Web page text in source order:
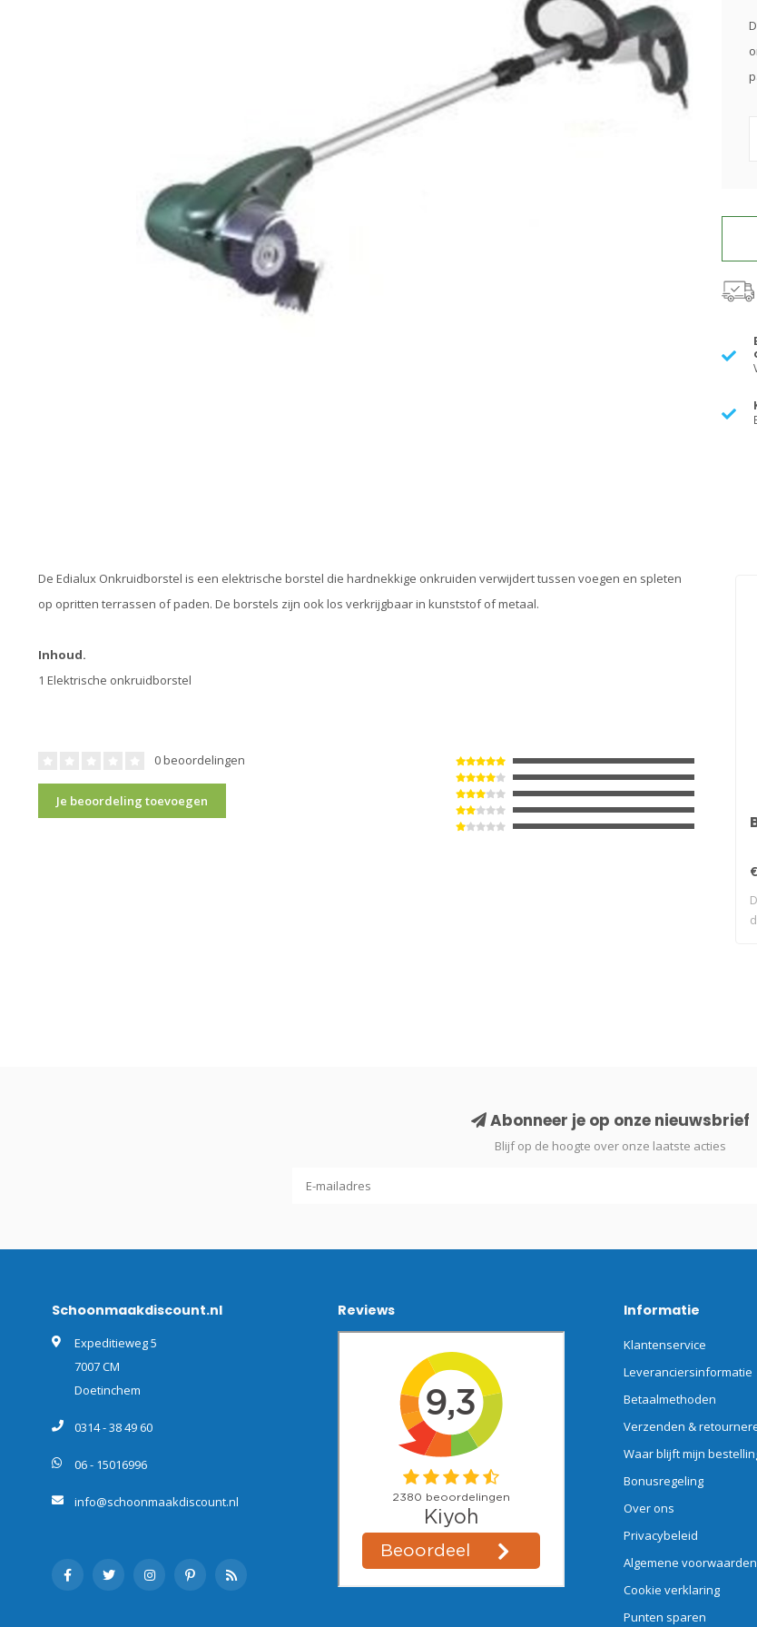
De Edialux Onkruidborstel is een elektrische borstel die hardnekkige onkruiden verwijdert tussen voegen en spleten
op opritten terrassen of paden. De borstels zijn ook los verkrijgbaar in kunststof of metaal.
Inhoud.
1 Elektrische onkruidborstel
0 beoordelingen
Je beoordeling toevoegen
Abonneer je op onze nieuwsbrief
Blijf op de hoogte over onze laatste acties
Schoonmaakdiscount.nl
Expeditieweg 5
7007 CM
Doetinchem
0314 - 38 49 60
06 - 15016996
info@schoonmaakdiscount.nl
Reviews Informatie
Klantenservice
Leveranciersinformatie
Betaalmethoden
Verzenden &
Waar blijft mijn
Bonusregeling
Over ons
Privacybeleid
Algemene voorwaarden
Cookie verklaring
Punten sparen